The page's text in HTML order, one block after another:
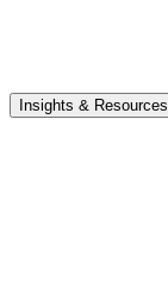
Insights & Resources